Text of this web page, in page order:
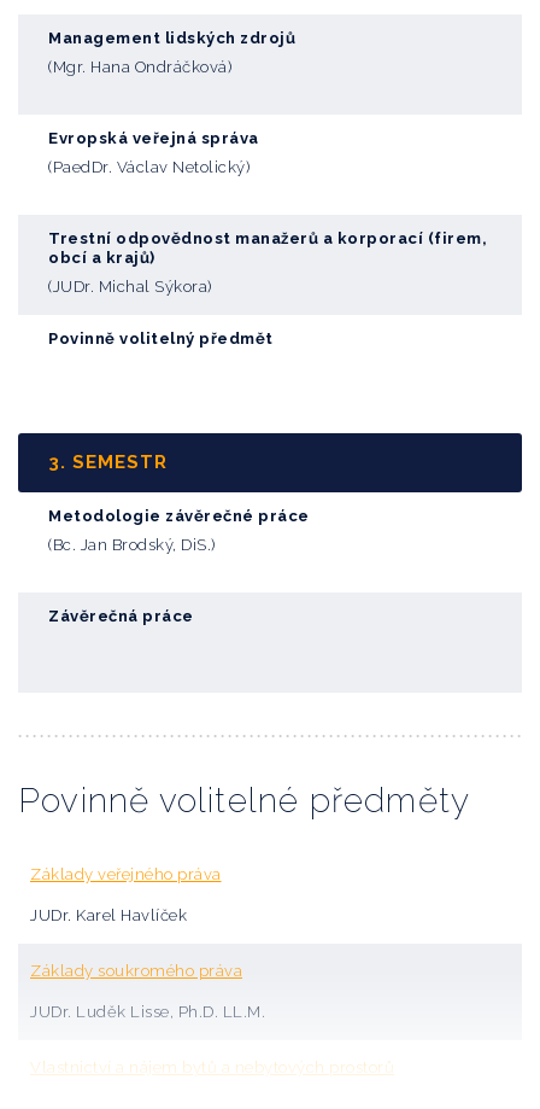
Management lidských zdrojů
(Mgr. Hana Ondráčková)
Evropská veřejná správa
(PaedDr. Václav Netolický)
Trestní odpovědnost manažerů a korporací (firem,
obcí a krajů)
(JUDr. Michal Sýkora)
Povinně volitelný předmět
3. SEMESTR
Metodologie závěrečné práce
(Bc. Jan Brodský, DiS.)
Závěrečná práce
Povinně volitelné předměty
Základy veřejného práva
JUDr. Karel Havlíček
Základy soukromého práva
JUDr. Luděk Lisse, Ph.D. LL.M.
Vlastnictví a nájem bytů a nebytových prostorů